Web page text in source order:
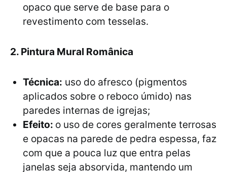
opaco que serve de base para o
revestimento com tesselas.
2. Pintura Mural Românica
Técnica: uso do afresco (pigmentos
aplicados sobre o reboco úmido) nas
paredes internas de igrejas;
Efeito: o uso de cores geralmente terrosas
e opacas na parede de pedra espessa, faz
com que a pouca luz que entra pelas
janelas seja absorvida, mantendo um